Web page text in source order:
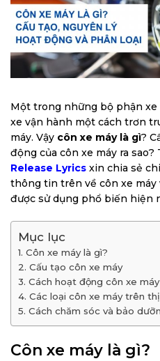
Một trong những bộ phận
xe vận hành một cách trơn
máy. Vậy côn xe máy là gì?
động của côn xe máy ra
Release Lyrics xin chia sẻ
thông tin trên về côn xe máy
được sử dụng phổ biến hiện
Mục lục
Côn xe máy là gì?
Cấu tạo côn xe máy
Cách hoạt động côn xe máy
Các loại côn xe máy trên
Cách chăm sóc và bảo
Côn xe máy là gì?